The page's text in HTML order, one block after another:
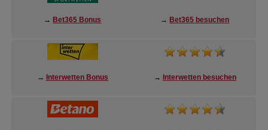
→ Bet365 Bonus → Bet365 besuchen
→ Interwetten Bonus → Interwetten besuchen